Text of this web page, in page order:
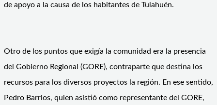
de apoyo a la causa de los habitantes de Tulahuén.
Otro de los puntos que exigía la comunidad era la presencia
del Gobierno Regional (GORE), contraparte que destina los
recursos para los diversos proyectos la región. En ese sentido,
Pedro Barrios, quien asistió como representante del GORE,